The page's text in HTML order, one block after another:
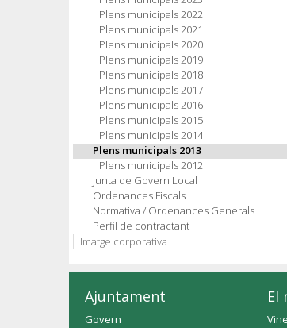
Plens municipals 2022
Plens municipals 2021
Plens municipals 2020
Plens municipals 2019
Plens municipals 2018
Plens municipals 2017
Plens municipals 2016
Plens municipals 2015
Plens municipals 2014
Plens municipals 2013
Plens municipals 2012
Junta de Govern Local
Ordenances Fiscals
Normativa / Ordenances Generals
Perfil de contractant
Imatge corporativa
Ajuntament
Govern
El